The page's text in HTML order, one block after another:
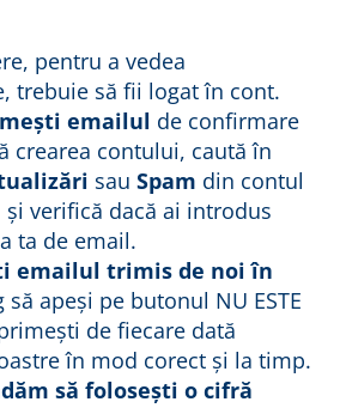
pentru a vedea
trebuie să fii logat în cont.
emailul de confirmare
crearea contului, caută în
sau Spam din contul
verifică dacă ai introdus
ta de email.
emailul trimis de noi în
să apeși pe butonul NU ESTE
de fiecare dată
în mod corect și la timp.
să folosești o cifră